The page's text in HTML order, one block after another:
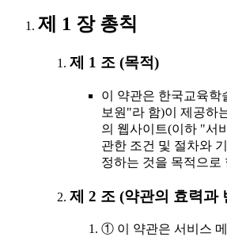
제 1 장 총칙
제 1 조 (목적)
이 약관은 한국교육학
보원"라 함)이 제공하
의 웹사이트(이하 "서
관한 조건 및 절차와
정하는 것을 목적으로
제 2 조 (약관의 효력과
① 이 약관은 서비스